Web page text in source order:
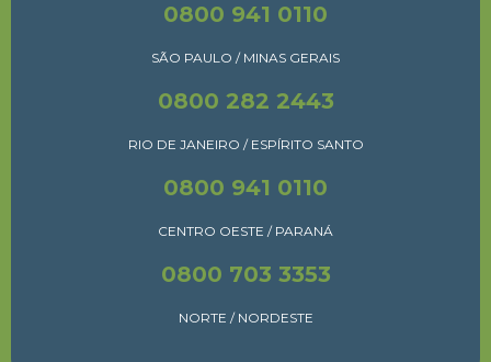
0800 941 0110
SÃO PAULO / MINAS GERAIS
0800 282 2443
RIO DE JANEIRO / ESPÍRITO SANTO
0800 941 0110
CENTRO OESTE / PARANÁ
0800 703 3353
NORTE / NORDESTE